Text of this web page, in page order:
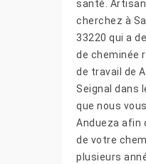
santé.
cherchez à
33220 qui a
de cheminée
de travail de
Seignal dans
que nous
Andueza afin
de votre
plusieurs